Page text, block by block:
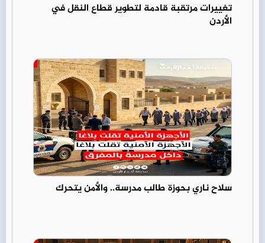
تغييرات مرتقبة قادمة لتطوير قطاع النقل في
الأردن
سلاح ناري بحوزة طالب مدرسة.. والأمن يتحرك